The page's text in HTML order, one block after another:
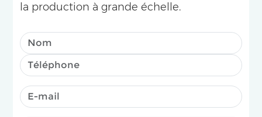
la production à grande échelle.